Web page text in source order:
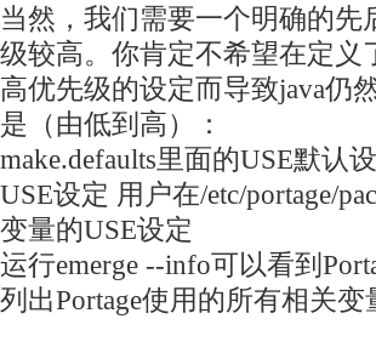
当然，我们需要一个明确的先
级较高。你肯定不希望在定义
高优先级的设定而导致java仍
是（由低到高）：
make.defaults里面的USE默认
USE设定 用户在/etc/portage/
变量的USE设定
运行emerge --info可以看到
列出Portage使用的所有相关